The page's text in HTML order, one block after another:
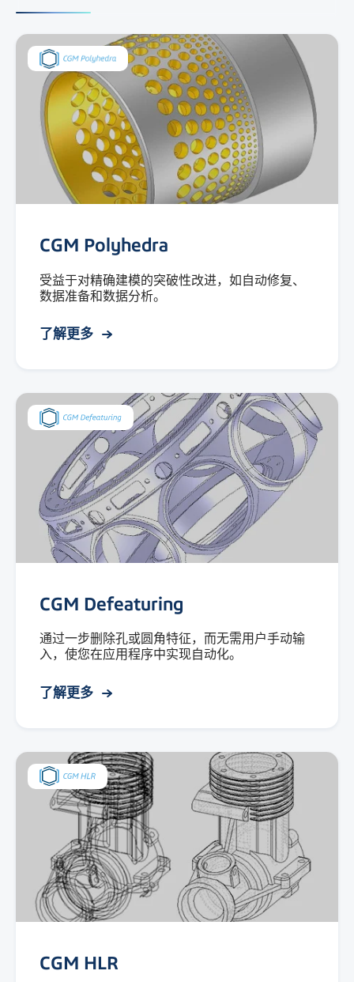
CGM Polyhedra
受益于对精确建模的突破性改进，如自动修复、
数据准备和数据分析。
了解更多
CGM Defeaturing
通过一步删除孔或圆角特征，而无需用户手动输
入，使您在应用程序中实现自动化。
了解更多
CGM HLR